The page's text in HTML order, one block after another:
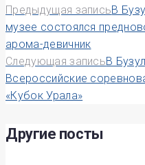
Навигация
по
записям
Предыдущая записьВ
музее состоялся
арома-девичник
Следующая записьВ
Всероссийские
«Кубок Урала»
Другие посты